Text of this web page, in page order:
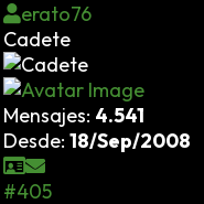
erato76
Cadete
Mensajes: 4.541
Desde: 18/Sep/2008
#405